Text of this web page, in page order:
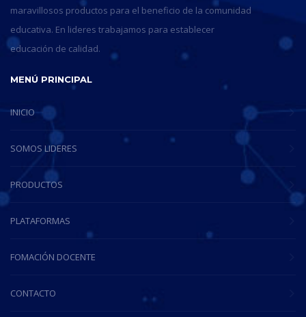
maravillosos productos para el beneficio de la comunidad
educativa. En lideres trabajamos para establecer
educación de calidad.
MENÚ PRINCIPAL
INICIO
SOMOS LIDERES
PRODUCTOS
PLATAFORMAS
FOMACIÓN DOCENTE
CONTACTO